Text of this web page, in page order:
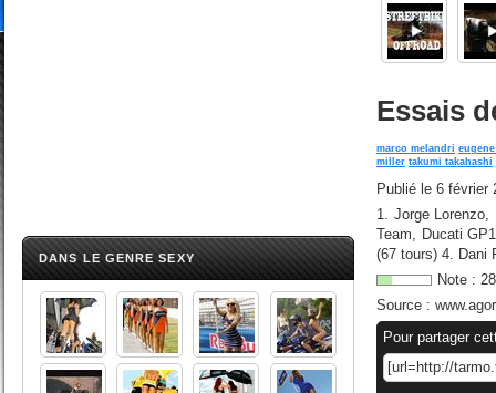
DANS LE GENRE SEXY
Essais
marco melandri
miller takumi takahashi
Publié le 6 février
1. Jorge Lorenzo,
Team, Ducati
(67 tours) 4. Dani
Note : 28
Source :
Pour partager